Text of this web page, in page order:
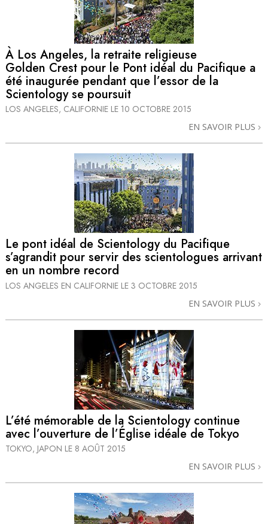
À Los Angeles, la retraite religieuse
Golden Crest pour le Pont idéal du Pacifique a
été inaugurée pendant que l’essor de la
Scientology se poursuit
LOS ANGELES, CALIFORNIE LE 10 OCTOBRE 2015
EN SAVOIR PLUS
Le pont idéal de Scientology du Pacifique
s’agrandit pour servir des scientologues arrivant
en un nombre record
LOS ANGELES EN CALIFORNIE LE 3 OCTOBRE 2015
EN SAVOIR PLUS
L’été mémorable de la Scientology continue
avec l’ouverture de l’Église idéale de Tokyo
TOKYO, JAPON LE 8 AOÛT 2015
EN SAVOIR PLUS